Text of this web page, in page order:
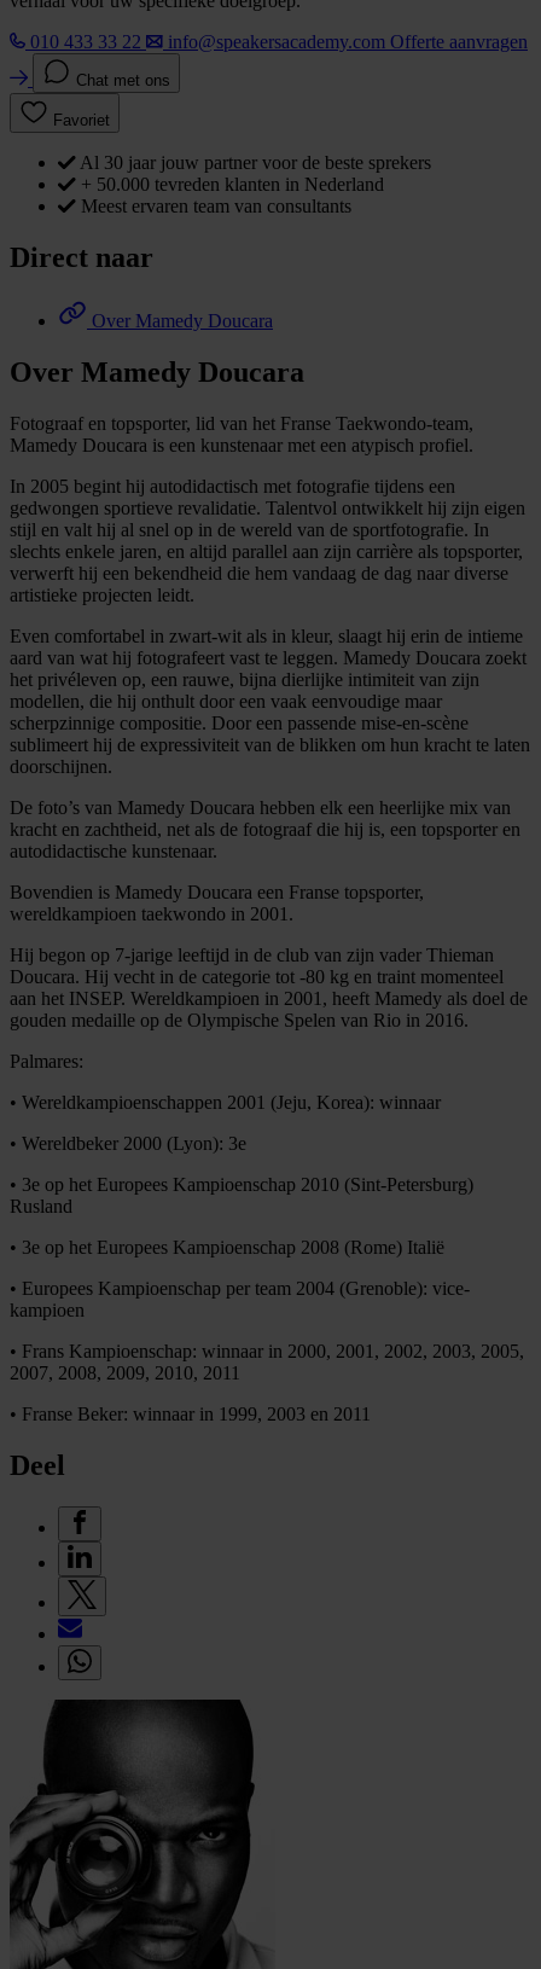
010 433 33 22
info@speakersacademy.com Offerte aanvragen
Chat met ons
Favoriet
Al 30 jaar jouw partner voor de beste sprekers
+ 50.000 tevreden klanten in Nederland
Meest ervaren team van consultants
Direct naar
Over Mamedy Doucara
Over Mamedy Doucara
Fotograaf en topsporter, lid van het Franse Taekwondo-team,
Mamedy Doucara is een kunstenaar met een atypisch profiel.
In 2005 begint hij autodidactisch met fotografie tijdens een
gedwongen sportieve revalidatie. Talentvol ontwikkelt hij zijn eigen
stijl en valt hij al snel op in de wereld van de sportfotografie. In
slechts enkele jaren, en altijd parallel aan zijn carrière als topsporter,
verwerft hij een bekendheid die hem vandaag de dag naar diverse
artistieke projecten leidt.
Even comfortabel in zwart-wit als in kleur, slaagt hij erin de intieme
aard van wat hij fotografeert vast te leggen. Mamedy Doucara zoekt
het privéleven op, een rauwe, bijna dierlijke intimiteit van zijn
modellen, die hij onthult door een vaak eenvoudige maar
scherpzinnige compositie. Door een passende mise-en-scène
sublimeert hij de expressiviteit van de blikken om hun kracht te laten
doorschijnen.
De foto’s van Mamedy Doucara hebben elk een heerlijke mix van
kracht en zachtheid, net als de fotograaf die hij is, een topsporter en
autodidactische kunstenaar.
Bovendien is Mamedy Doucara een Franse topsporter,
wereldkampioen taekwondo in 2001.
Hij begon op 7-jarige leeftijd in de club van zijn vader Thieman
Doucara. Hij vecht in de categorie tot -80 kg en traint momenteel
aan het INSEP. Wereldkampioen in 2001, heeft Mamedy als doel de
gouden medaille op de Olympische Spelen van Rio in 2016.
Palmares:
• Wereldkampioenschappen 2001 (Jeju, Korea): winnaar
• Wereldbeker 2000 (Lyon): 3e
• 3e op het Europees Kampioenschap 2010 (Sint-Petersburg)
Rusland
• 3e op het Europees Kampioenschap 2008 (Rome) Italië
• Europees Kampioenschap per team 2004 (Grenoble): vice-
kampioen
• Frans Kampioenschap: winnaar in 2000, 2001, 2002, 2003, 2005,
2007, 2008, 2009, 2010, 2011
• Franse Beker: winnaar in 1999, 2003 en 2011
Deel